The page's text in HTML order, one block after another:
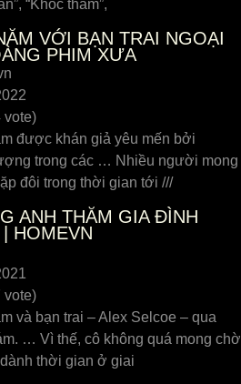
“Khóc thầm”,
VỚI BẠN TRAI NGOẠI
PHIM XƯA
vote)
được khán giả yêu mến bởi
trong các … Nhiều người mong
đôi trong thời gian tới ///
ANH THĂM GIA ĐÌNH
HOMEVN
vote)
và bạn trai – Alex Selcoe – qua
… Vì thế, cô không quá mong chờ
thời gian ở giai